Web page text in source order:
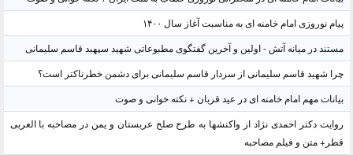
پیام نوروزی امام خامنه ای به مناسبت آغاز سال ۱۴۰۰
مستند در میانه آتش - اولین و آخرین گفتگوی مطبوعاتی شهید سپهبد قاسم سلیمانی
چرا شهید قاسم سلیمانی از سردار قاسم سلیمانی برای دشمن خطرناکتر است؟
بیانات مهم امام خامنه ای در عید قربان + نکته خوانی و صوت
روایت دکتر احمدی نژاد از واکنشها به طرح صلح عربستان و یمن در مصاحبه با العربی
قطر+ متن و فیلم مصاحبه